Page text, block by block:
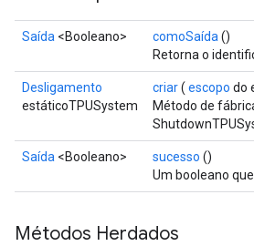
Saída <Booleano> comoSaída ()
Retorna o
Desligamento
estáticoTPUSystem
criar( escopo do
Método de
Saída <Booleano> sucesso ()
Um booleano
Métodos Herdados